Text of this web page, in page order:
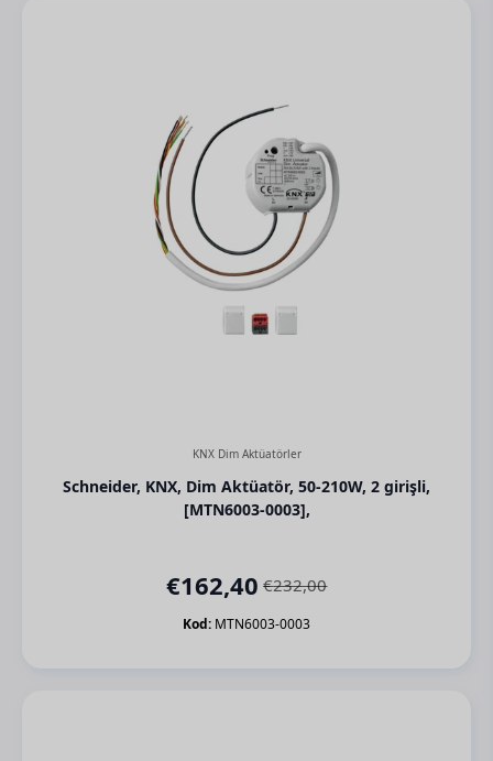
KNX Dim Aktüatörler
Schneider, KNX, Dim Aktüatör, 50-210W, 2 girişli,
[MTN6003-0003],
€232,00
Orijinal
fiyat:
€162,40Şu
andaki
Kod: MTN6003-0003